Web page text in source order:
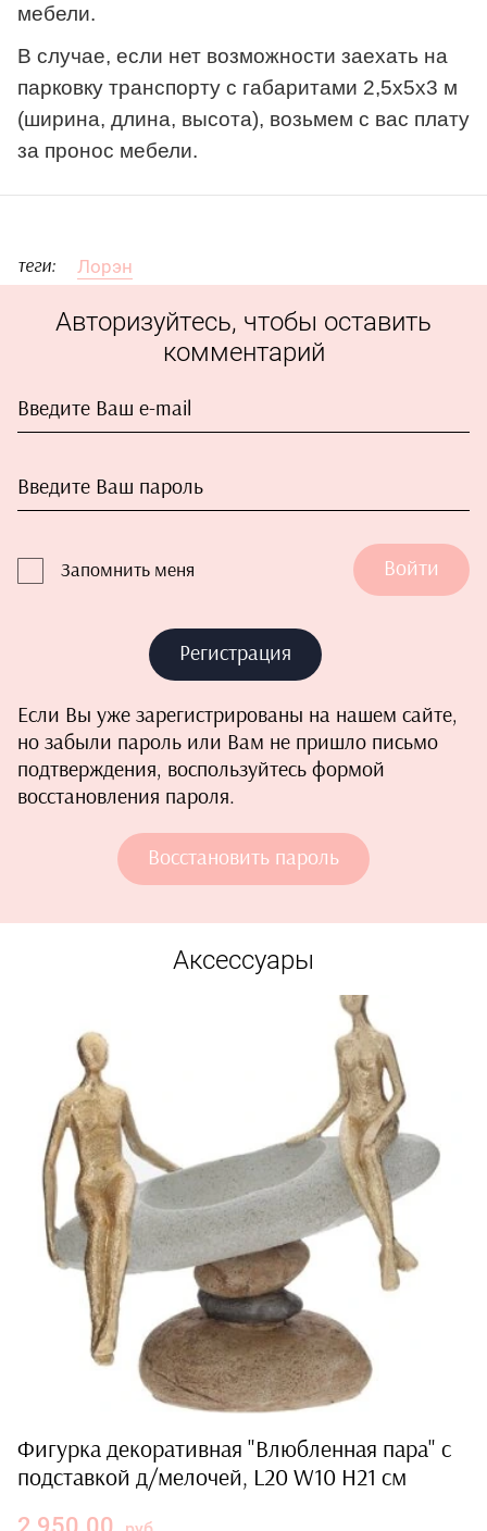
мебели.
В случае, если нет возможности заехать на
парковку транспорту с габаритами 2,5х5х3 м
(ширина, длина, высота), возьмем с вас плату
за пронос мебели.
теги: Лорэн
Авторизуйтесь, чтобы оставить
комментарий
Запомнить меня Войти
Регистрация
Если Вы уже зарегистрированы на нашем сайте,
но забыли пароль или Вам не пришло письмо
подтверждения, воспользуйтесь формой
восстановления пароля.
Восстановить пароль
Аксессуары
Фигурка декоративная "Влюбленная пара" с
подставкой д/мелочей, L20 W10 H21 см